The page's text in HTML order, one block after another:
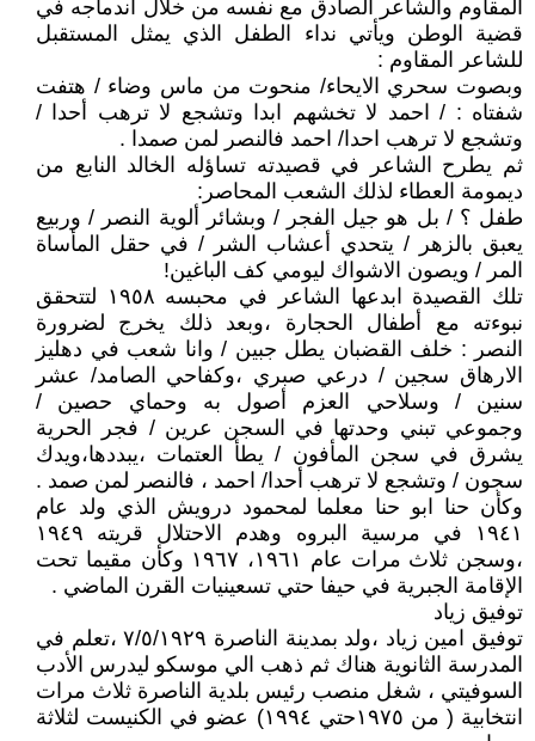
المقاوم والشاعر الصادق مع نفسه من خلال اندماجه في
قضية الوطن ويأتي نداء الطفل الذي يمثل المستقبل
للشاعر المقاوم :
وبصوت سحري الايحاء/ منحوت من ماس وضاء / هتفت
شفتاه : / احمد لا تخشهم ابدا وتشجع لا ترهب أحدا /
وتشجع لا ترهب احدا/ احمد فالنصر لمن صمدا .
ثم يطرح الشاعر في قصيدته تساؤله الخالد النابع من
ديمومة العطاء لذلك الشعب المحاصر:
طفل ؟ / بل هو جيل الفجر / وبشائر ألوية النصر / وربيع
يعبق بالزهر / يتحدي أعشاب الشر / في حقل المأساة
المر / ويصون الاشواك ليومي كف الباغين!
تلك القصيدة ابدعها الشاعر في محبسه ١٩٥٨ لتتحقق
نبوءته مع أطفال الحجارة ،وبعد ذلك يخرج لضرورة
النصر : خلف القضبان يطل جبين / وانا شعب في دهليز
الارهاق سجين / درعي صبري ،وكفاحي الصامد/ عشر
سنين / وسلاحي العزم أصول به وحماي حصين /
وجموعي تبني وحدتها في السجن عرين / فجر الحرية
يشرق في سجن المأفون / يطأ العتمات ،يبددها،ويدك
سجون / وتشجع لا ترهب أحدا/ احمد ، فالنصر لمن صمد .
وكأن حنا ابو حنا معلما لمحمود درويش الذي ولد عام
١٩٤١ في مرسية البروه وهدم الاحتلال قريته ١٩٤٩
،وسجن ثلاث مرات عام ١٩٦١، ١٩٦٧ وكأن مقيما تحت
الإقامة الجبرية في حيفا حتي تسعينيات القرن الماضي .
توفيق زياد
توفيق امين زياد ،ولد بمدينة الناصرة ٧/٥/١٩٢٩ ،تعلم في
المدرسة الثانوية هناك ثم ذهب الي موسكو ليدرس الأدب
السوفيتي ، شغل منصب رئيس بلدية الناصرة ثلاث مرات
انتخابية ( من ١٩٧٥حتي ١٩٩٤) عضو في الكنيست لثلاثة